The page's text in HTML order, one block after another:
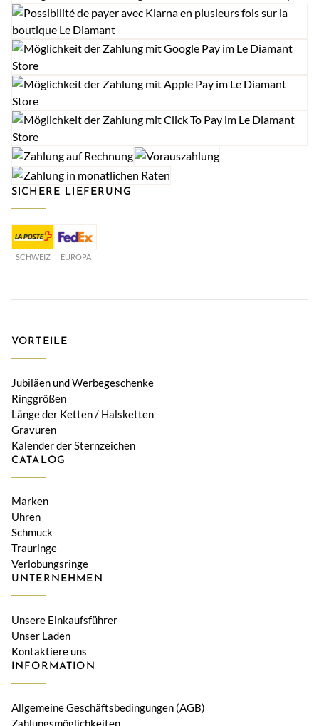
SICHERE LIEFERUNG
SCHWEIZ EUROPA
VORTEILE
Jubiläen und Werbegeschenke
Ringgrößen
Länge der Ketten / Halsketten
Gravuren
Kalender der Sternzeichen
CATALOG
Marken
Uhren
Schmuck
Trauringe
Verlobungsringe
UNTERNEHMEN
Unsere Einkaufsführer
Unser Laden
Kontaktiere uns
INFORMATION
Allgemeine Geschäftsbedingungen (AGB)
Zahlungsmöglichkeiten